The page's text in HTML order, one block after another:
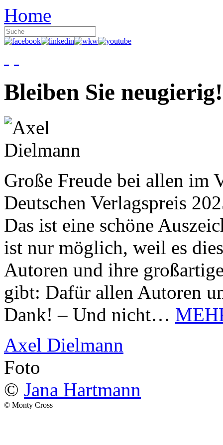
Home
Bleiben Sie neugierig!
Große Freude bei allen im
Deutschen Verlagspreis
Das ist eine schöne
ist nur möglich, weil es
Autoren und ihre
gibt: Dafür allen Autoren
Dank! – Und nicht…
Axel Dielmann
Foto
© Jana Hartmann
© Monty Cross